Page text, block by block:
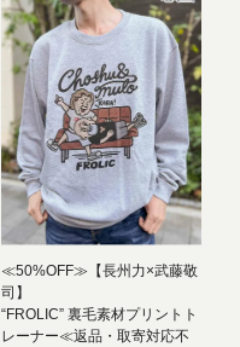
≪50%OFF≫【長州力×武藤敬
司】
“FROLIC” 裏毛素材プリントト
レーナー≪返品・取寄対応不